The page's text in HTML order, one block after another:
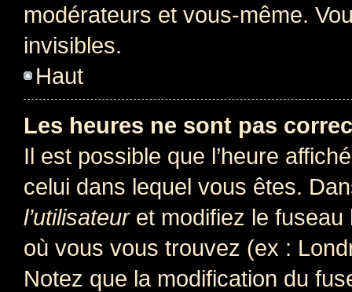
modérateurs et vous-même.
invisibles.
Haut
Les heures ne sont pas
Il est possible que l’heure
celui dans lequel vous êtes.
l’utilisateuret modifiez le fuseau
où vous vous trouvez (ex :
Notez que la modification du